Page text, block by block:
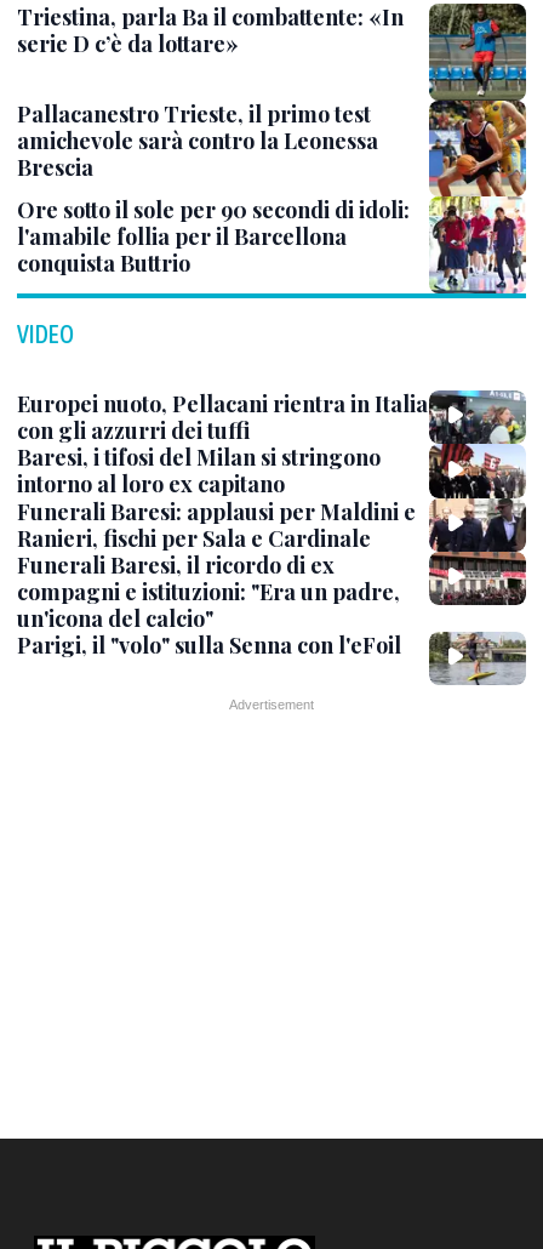
Triestina, parla Ba il combattente: «In
serie D c’è da lottare»
Pallacanestro Trieste, il primo test
amichevole sarà contro la Leonessa
Brescia
Ore sotto il sole per 90 secondi di idoli:
l'amabile follia per il Barcellona
conquista Buttrio
VIDEO
Europei nuoto, Pellacani rientra in Italia
con gli azzurri dei tuffi
Baresi, i tifosi del Milan si stringono
intorno al loro ex capitano
Funerali Baresi: applausi per Maldini e
Ranieri, fischi per Sala e Cardinale
Funerali Baresi, il ricordo di ex
compagni e istituzioni: "Era un padre,
un'icona del calcio"
Parigi, il "volo" sulla Senna con l'eFoil